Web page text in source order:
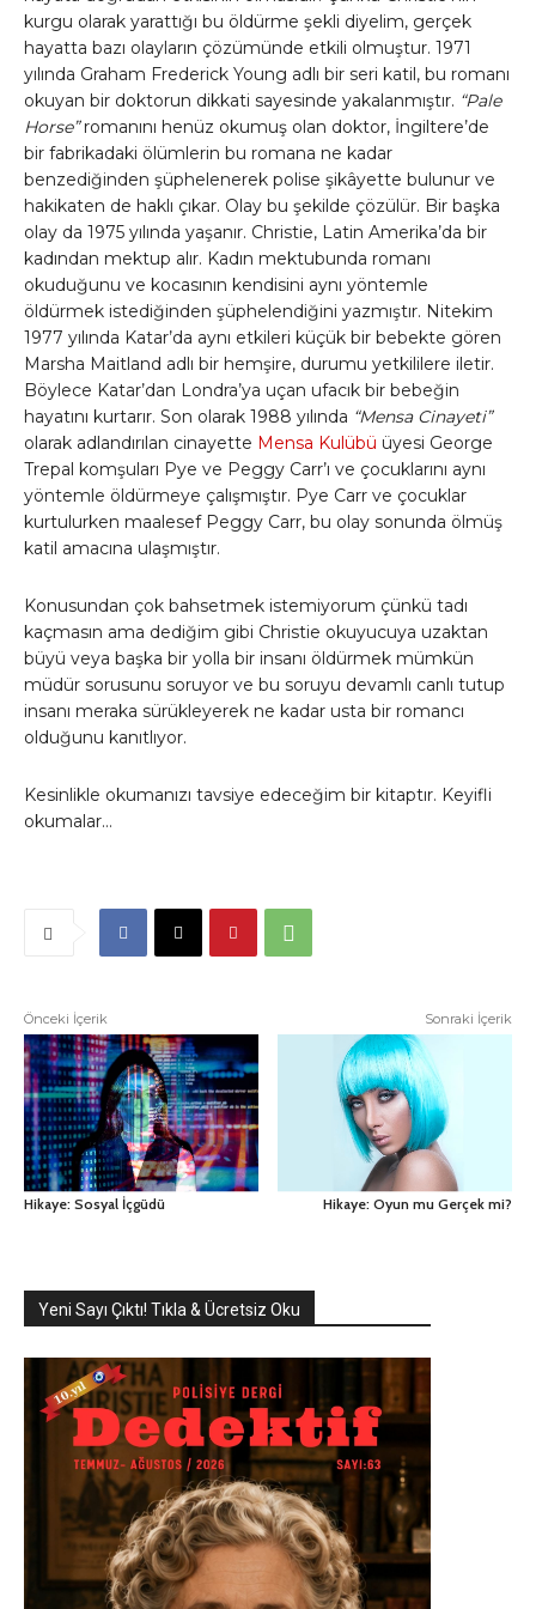
kurgu olarak yarattığı bu öldürme şekli diyelim, gerçek
hayatta bazı olayların çözümünde etkili olmuştur. 1971
yılında Graham Frederick Young adlı bir seri katil, bu romanı
okuyan bir doktorun dikkati sayesinde yakalanmıştır. “Pale
Horse”romanını henüz okumuş olan doktor, İngiltere’de
bir fabrikadaki ölümlerin bu romana ne kadar
benzediğinden şüphelenerek polise şikâyette bulunur ve
hakikaten de haklı çıkar. Olay bu şekilde çözülür. Bir başka
olay da 1975 yılında yaşanır. Christie, Latin Amerika’da bir
kadından mektup alır. Kadın mektubunda romanı
okuduğunu ve kocasının kendisini aynı yöntemle
öldürmek istediğinden şüphelendiğini yazmıştır. Nitekim
1977 yılında Katar’da aynı etkileri küçük bir bebekte gören
Marsha Maitland adlı bir hemşire, durumu yetkililere iletir.
Böylece Katar’dan Londra’ya uçan ufacık bir bebeğin
hayatını kurtarır. Son olarak 1988 yılında “Mensa Cinayeti”
olarak adlandırılan cinayette Mensa Kulübü üyesi George
Trepal komşuları Pye ve Peggy Carr’ı ve çocuklarını aynı
yöntemle öldürmeye çalışmıştır. Pye Carr ve çocuklar
kurtulurken maalesef Peggy Carr, bu olay sonunda ölmüş
katil amacına ulaşmıştır.
Konusundan çok bahsetmek istemiyorum çünkü tadı
kaçmasın ama dediğim gibi Christie okuyucuya uzaktan
büyü veya başka bir yolla bir insanı öldürmek mümkün
müdür sorusunu soruyor ve bu soruyu devamlı canlı tutup
insanı meraka sürükleyerek ne kadar usta bir romancı
olduğunu kanıtlıyor.
Kesinlikle okumanızı tavsiye edeceğim bir kitaptır. Keyifli
okumalar…
Önceki İçerik
Hikaye: Sosyal İçgüdü
Sonraki İçerik
Hikaye: Oyun mu Gerçek mi?
Yeni Sayı Çıktı! Tıkla & Ücretsiz Oku